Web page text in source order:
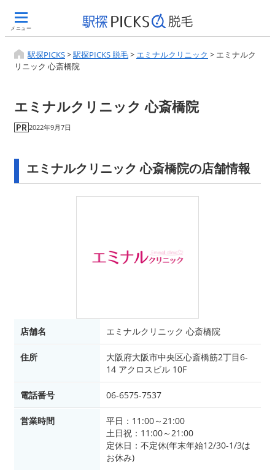
メニュー
駅探PICKS>駅探PICKS 脱毛> エミナルクリニック > エミナルク
リニック 心斎橋院
エミナルクリニック 心斎橋院
2022年9月7日
エミナルクリニック 心斎橋院の店舗情報
店舗名 エミナルクリニック 心斎橋院
住所
大阪府大阪市中央区心斎橋筋2丁目6-
14 アクロスビル 10F
電話番号 06-6575-7537
営業時間
平日：11:00～21:00
土日祝：11:00～21:00
定休日：不定休(年末年始12/30-1/3は
お休み)